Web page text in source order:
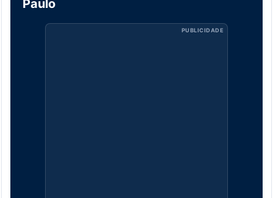
Paulo
PUBLICIDADE